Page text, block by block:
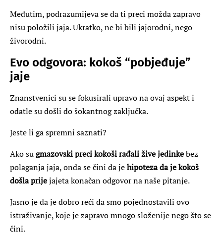
Međutim, podrazumijeva se da ti preci možda zapravo
nisu položili jaja. Ukratko, ne bi bili jajorodni, nego
živorodni.
Evo odgovora: kokoš “pobjeđuje”
jaje
Znanstvenici su se fokusirali upravo na ovaj aspekt i
odatle su došli do šokantnog zaključka.
Jeste li ga spremni saznati?
Ako sugmazovski preci kokoši rađali žive jedinkebez
polaganja jaja, onda se čini da jehipoteza da je kokoš
došla prijejajeta konačan odgovor na naše pitanje.
Jasno je da je dobro reći da smo pojednostavili ovo
istraživanje, koje je zapravo mnogo složenije nego što se
čini.